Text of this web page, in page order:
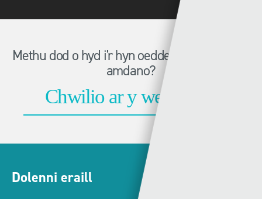
Methu dod o hyd i'r hyn oeddech chi'n chwilio
amdano?
Dolenni eraill